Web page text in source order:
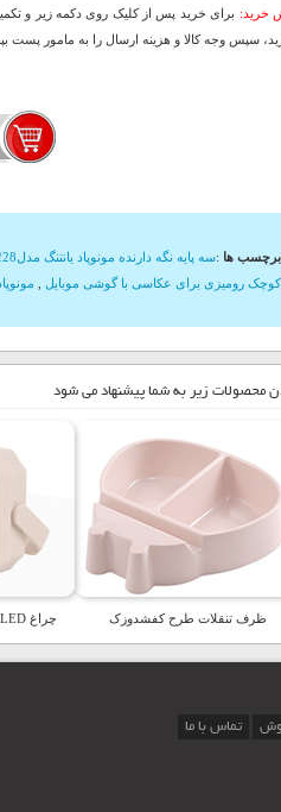
خرید: برای خرید پس از کلیک روی دکمه زیر و
سپس وجه کالا و هزینه ارسال را به مامور پست
برچسب ها :سه پایه نگه دارنده مونوپاد یانتنگ مدلYT-228
کوچک رومیزی برای عکاسی با گوشی موبایل
محصولات زیر به شما پیشنهاد می شود
ظرف تنقلات طرح کفشدوزک چراغ LED شارژی Camping Lights
تماس با ما